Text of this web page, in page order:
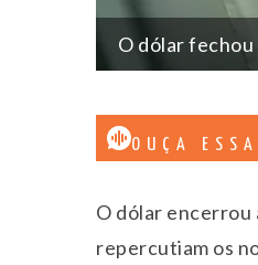
O dólar fechou
OUÇA
O dólar encerrou
repercutiam os